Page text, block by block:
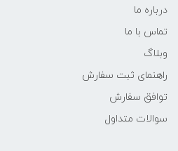
درباره ما
تماس با ما
وبلاگ
راهنمای ثبت سفارش
توافق سفارش
سوالات متداول